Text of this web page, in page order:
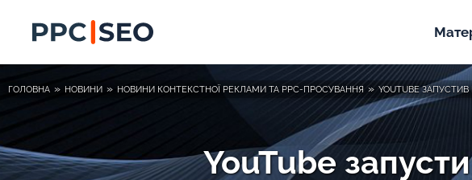
Новини
PPC
PPC
ГОЛОВНА » НОВИНИ » НОВИНИ КОНТЕКСТНОЇ РЕКЛАМИ ТА PPC-ПРОСУВАННЯ » YOUTUBE
YouTube